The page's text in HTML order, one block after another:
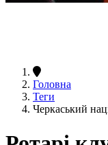
Головна
Теги
Черкаський